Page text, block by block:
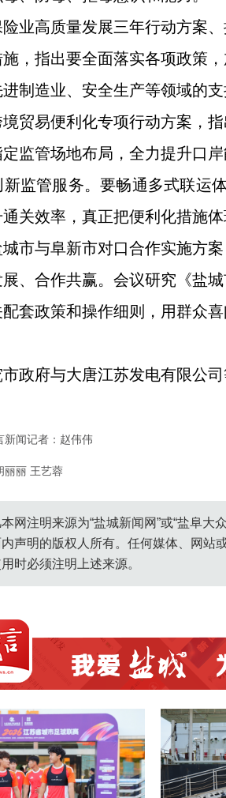
业高质量发展三年行动方案
，指出要全面落实各项政策
制造业、安全生产等领域的
贸易便利化专项行动方案，
监管场地布局，全力提升口
监管服务。要畅通多式联运
关效率，真正把便利化措施体
市与阜新市对口合作实施方
、合作共赢。会议研究《盐
套政策和操作细则，用群众
政府与大唐江苏发电有限公
新闻记者：赵伟伟
丽丽 王艺蓉
网注明来源为“盐城新闻网”或“盐阜
声明的版权人所有。任何媒体、网站
时必须注明上述来源。